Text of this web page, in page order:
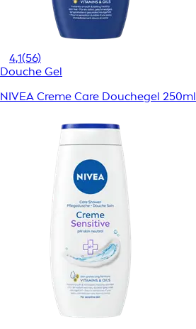
4,1(56)
Douche Gel
NIVEA Creme Care Douchegel 250ml